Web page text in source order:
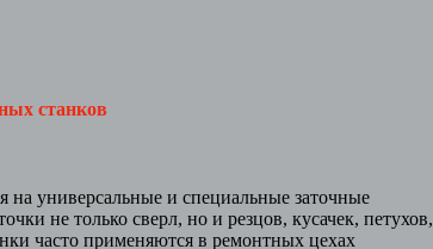
станков
на универсальные и специальные заточные
не только сверл, но и резцов, кусачек, петухов,
часто применяются в ремонтных цехах